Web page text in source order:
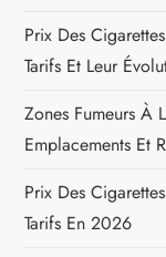
Prix Des
Tarifs Et Leur
Zones Fumeurs À
Emplacements Et
Prix Des
Tarifs En 2026